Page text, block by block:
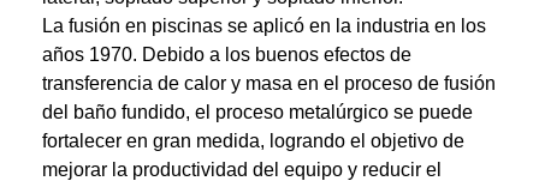
La fusión en piscinas se aplicó en la industria en los
años 1970. Debido a los buenos efectos de
transferencia de calor y masa en el proceso de fusión
del baño fundido, el proceso metalúrgico se puede
fortalecer en gran medida, logrando el objetivo de
mejorar la productividad del equipo y reducir el